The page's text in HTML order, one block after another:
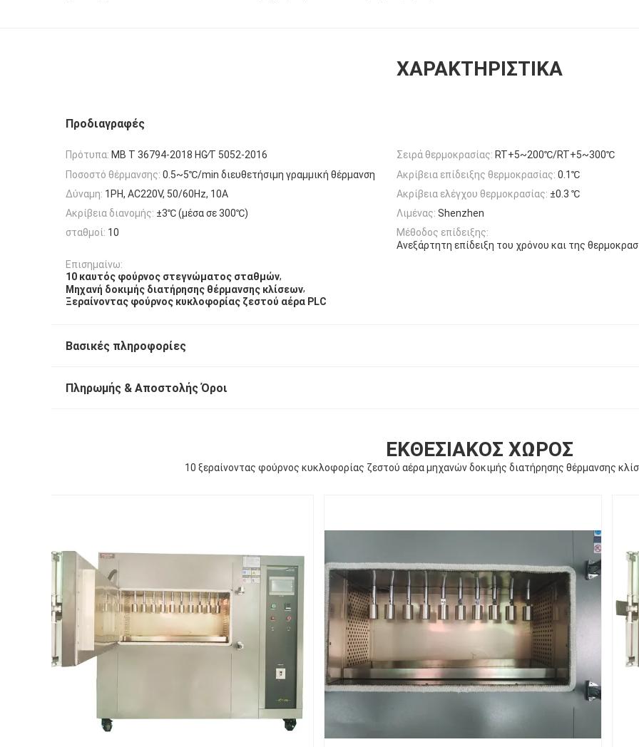
ΧΑΡΑΚΤΗΡΙΣΤΙΚΆ
Προδιαγραφές
Πρότυπα: ΜΒ Τ 36794-2018 HG∕T 5052-2016 Σειρά θερμοκρασίας: RT+5~200℃/RT+5~300℃
Ποσοστό θέρμανσης: 0.5~5℃/min διευθετήσιμη γραμμική θέρμανση Ακρίβεια επίδειξης θερμοκρασίας: 0.1℃
Δύναμη: 1PH, AC220V, 50/60Hz, 10A Ακρίβεια ελέγχου θερμοκρασίας: ±0.3 ℃
Ακρίβεια διανομής: ±3℃ (μέσα σε 300℃) Λιμένας: Shenzhen
σταθμοί: 10
Μέθοδος επίδειξης:
Ανεξάρτητη επίδειξη του χρόνου και της
Επισημαίνω:
10 καυτός φούρνος στεγνώματος σταθμών,
Μηχανή δοκιμής διατήρησης θέρμανσης κλίσεων,
Ξεραίνοντας φούρνος κυκλοφορίας ζεστού αέρα PLC
Βασικές πληροφορίες
Πληρωμής & Αποστολής Όροι
ΕΚΘΕΣΙΑΚΌΣ ΧΏΡΟΣ
10 ξεραίνοντας φούρνος κυκλοφορίας ζεστού αέρα μηχανών δοκιμής διατήρησης θέρμανσης